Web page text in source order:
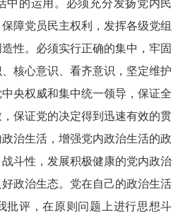
障党员民主权利，发挥各级党组
性。必须实行正确的集中，牢固
核心意识、看齐意识，坚定维护
央权威和集中统一领导，保证全
保证党的决定得到迅速有效的贯
治生活，增强党内政治生活的政
斗性，发展积极健康的党内政治
政治生态。党在自己的政治生活
批评，在原则问题上进行思想斗